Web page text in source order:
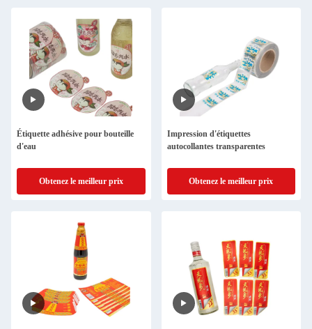
Étiquette adhésive pour bouteille
d'eau
Obtenez le meilleur prix
Impression d'étiquettes
autocollantes transparentes
Obtenez le meilleur prix